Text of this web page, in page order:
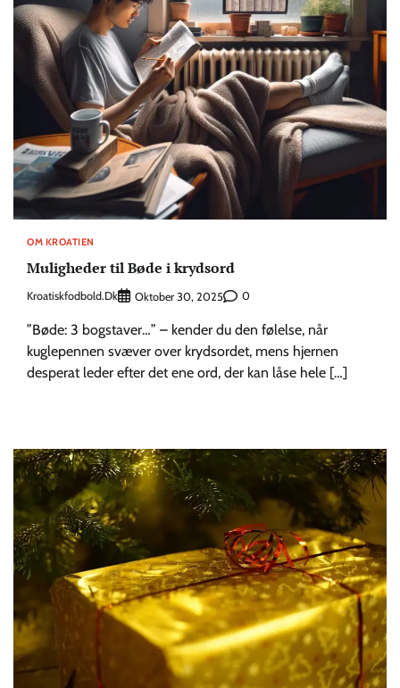
OM KROATIEN
Muligheder til Bøde i krydsord
Kroatiskfodbold.dk Oktober 30, 2025 0
”Bøde: 3 bogstaver…” – kender du den følelse, når
kuglepennen svæver over krydsordet, mens hjernen
desperat leder efter det ene ord, der kan låse hele […]